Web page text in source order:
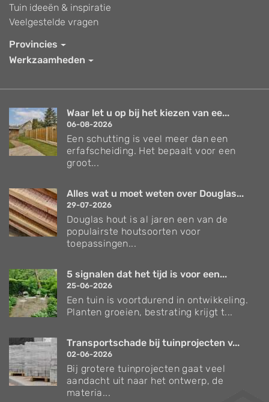
Tuin ideeën & inspiratie
Veelgestelde vragen
Provincies
Werkzaamheden
Waar let u op bij het kiezen van ee...
06-08-2026
Een schutting is veel meer dan een
erfafscheiding. Het bepaalt voor een
groot...
Alles wat u moet weten over Douglas...
29-07-2026
Douglas hout is al jaren een van de
populairste houtsoorten voor
toepassingen...
5 signalen dat het tijd is voor een...
25-06-2026
Een tuin is voortdurend in ontwikkeling.
Planten groeien, bestrating krijgt t...
Transportschade bij tuinprojecten v...
02-06-2026
Bij grotere tuinprojecten gaat veel
aandacht uit naar het ontwerp, de
materia...